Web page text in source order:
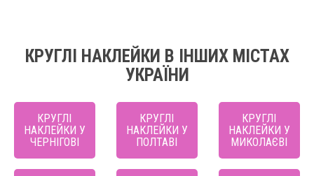
КРУГЛІ НАКЛЕЙКИ В ІНШИХ МІСТАХ
УКРАЇНИ
КРУГЛІ
НАКЛЕЙКИ У
ЧЕРНІГОВІ
КРУГЛІ
НАКЛЕЙКИ У
ПОЛТАВІ
КРУГЛІ
НАКЛЕЙКИ У
МИКОЛАЄВІ